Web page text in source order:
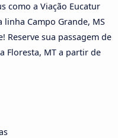
como a Viação Eucatur
linha Campo Grande, MS
Reserve sua passagem de
Floresta, MT a partir de